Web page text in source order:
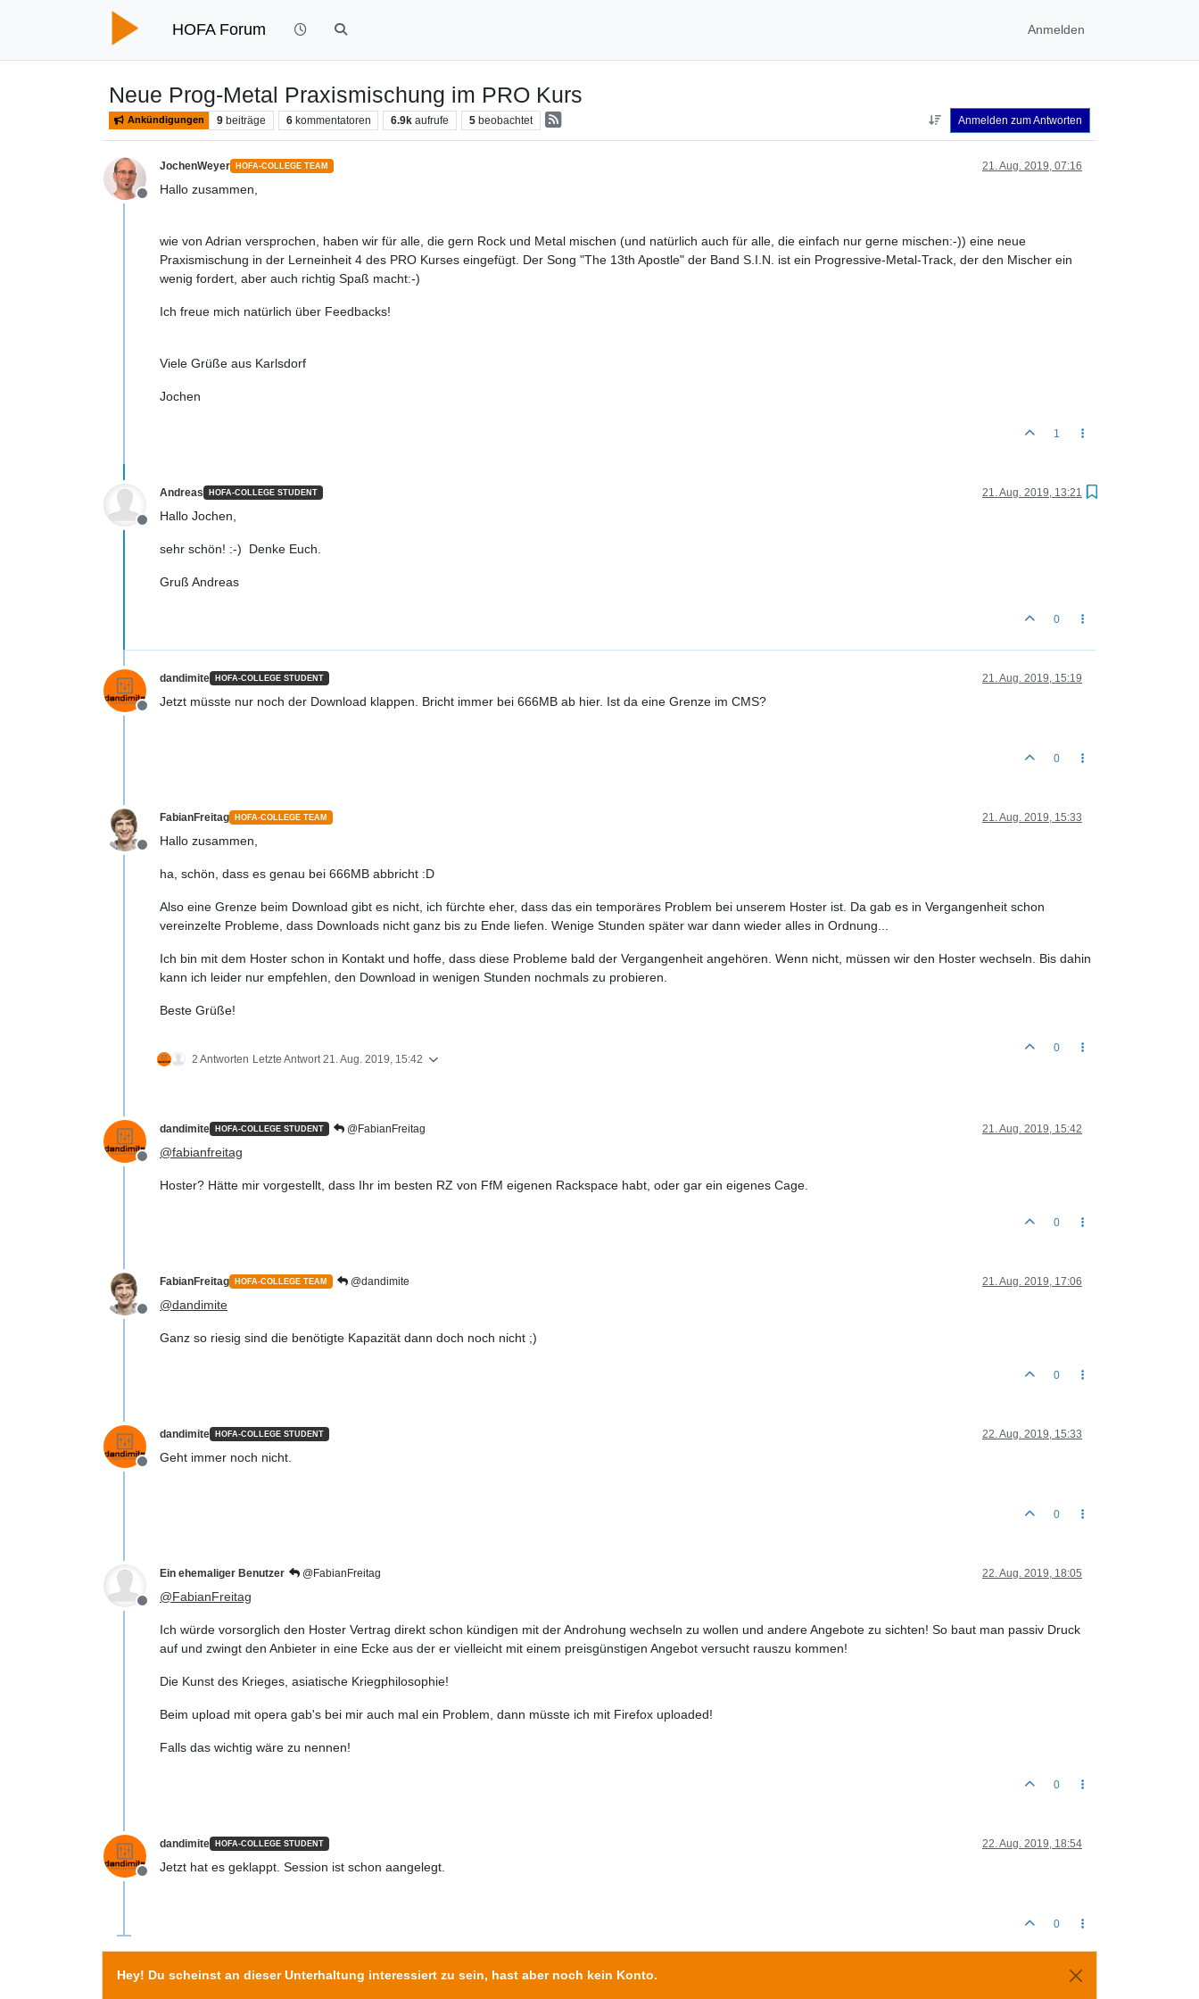
HOFA Forum Anmelden
Neue Prog-Metal Praxismischung im PRO Kurs
Ankündigungen 9 beiträge 6 kommentatoren 6.9k aufrufe 5 beobachtet Anmelden zum Antworten
Offline
JochenWeyer HOFA-COLLEGE TEAM 21. Aug. 2019, 07:16
Hallo zusammen,
wie von Adrian versprochen, haben wir für alle, die gern Rock und Metal mischen (und natürlich auch für alle, die einfach nur gerne mischen:-)) eine neue
Praxismischung in der Lerneinheit 4 des PRO Kurses eingefügt. Der Song "The 13th Apostle" der Band S.I.N. ist ein Progressive-Metal-Track, der den Mischer ein
wenig fordert, aber auch richtig Spaß macht:-)
Ich freue mich natürlich über Feedbacks!
Viele Grüße aus Karlsdorf
Jochen
1
Offline
Andreas HOFA-COLLEGE STUDENT 21. Aug. 2019, 13:21
Hallo Jochen,
sehr schön! :-) Denke Euch.
Gruß Andreas
0
Offline
dandimite HOFA-COLLEGE STUDENT 21. Aug. 2019, 15:19
Jetzt müsste nur noch der Download klappen. Bricht immer bei 666MB ab hier. Ist da eine Grenze im CMS?
0
Offline
FabianFreitag HOFA-COLLEGE TEAM 21. Aug. 2019, 15:33
Hallo zusammen,
ha, schön, dass es genau bei 666MB abbricht :D
Also eine Grenze beim Download gibt es nicht, ich fürchte eher, dass das ein temporäres Problem bei unserem Hoster ist. Da gab es in Vergangenheit schon
vereinzelte Probleme, dass Downloads nicht ganz bis zu Ende liefen. Wenige Stunden später war dann wieder alles in Ordnung...
Ich bin mit dem Hoster schon in Kontakt und hoffe, dass diese Probleme bald der Vergangenheit angehören. Wenn nicht, müssen wir den Hoster wechseln. Bis dahin
kann ich leider nur empfehlen, den Download in wenigen Stunden nochmals zu probieren.
Beste Grüße!
2 Antworten Letzte Antwort 21. Aug. 2019, 15:42
0
Offline
dandimite HOFA-COLLEGE STUDENT @FabianFreitag 21. Aug. 2019, 15:42
@fabianfreitag
Hoster? Hätte mir vorgestellt, dass Ihr im besten RZ von FfM eigenen Rackspace habt, oder gar ein eigenes Cage.
0
Offline
FabianFreitag HOFA-COLLEGE TEAM @dandimite 21. Aug. 2019, 17:06
@dandimite
Ganz so riesig sind die benötigte Kapazität dann doch noch nicht ;)
0
Offline
dandimite HOFA-COLLEGE STUDENT 22. Aug. 2019, 15:33
Geht immer noch nicht.
0
Offline
Ein ehemaliger Benutzer @FabianFreitag 22. Aug. 2019, 18:05
@FabianFreitag
Ich würde vorsorglich den Hoster Vertrag direkt schon kündigen mit der Androhung wechseln zu wollen und andere Angebote zu sichten! So baut man passiv Druck
auf und zwingt den Anbieter in eine Ecke aus der er vielleicht mit einem preisgünstigen Angebot versucht rauszu kommen!
Die Kunst des Krieges, asiatische Kriegphilosophie!
Beim upload mit opera gab's bei mir auch mal ein Problem, dann müsste ich mit Firefox uploaded!
Falls das wichtig wäre zu nennen!
0
Offline
dandimite HOFA-COLLEGE STUDENT 22. Aug. 2019, 18:54
Jetzt hat es geklappt. Session ist schon aangelegt.
0
Hey! Du scheinst an dieser Unterhaltung interessiert zu sein, hast aber noch kein Konto.